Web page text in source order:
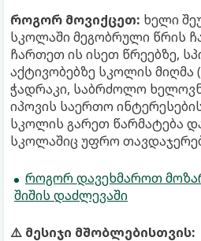
როგორ მოვიქცეთ: ხელი
სკოლაში მეგობრული წრის
ჩართეთ ის ისეთ წრეებზე,
აქტივობებზე სკოლის მიღმა
ჭადრაკი, საბრძოლო
იპოვის საერთო
სკოლის გარეთ წარმატება
სკოლაშიც უფრო
როგორ დავეხმაროთ
შიშის დაძლევაში
⚠️ მესიჯი მშობლებისთვის: